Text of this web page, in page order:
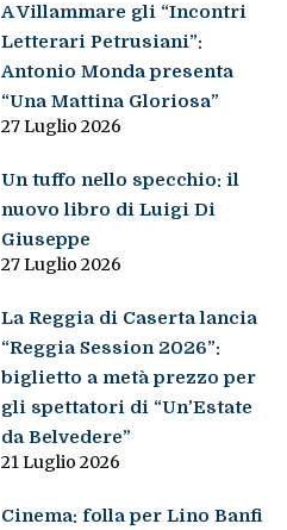
A Villammare gli “Incontri
Letterari Petrusiani”:
Antonio Monda presenta
“Una Mattina Gloriosa”
27 Luglio 2026
Un tuffo nello specchio: il
nuovo libro di Luigi Di
Giuseppe
27 Luglio 2026
La Reggia di Caserta lancia
“Reggia Session 2026”:
biglietto a metà prezzo per
gli spettatori di “Un’Estate
da Belvedere”
21 Luglio 2026
Cinema: folla per Lino Banfi